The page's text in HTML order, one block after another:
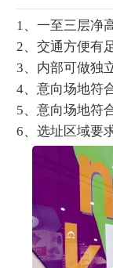
1、一至三层净
2、交通方便有
3、内部可做独
4、意向场地符
5、意向场地符
6、选址区域要